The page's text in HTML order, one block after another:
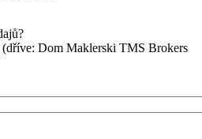
Dom Maklerski TMS Brokers